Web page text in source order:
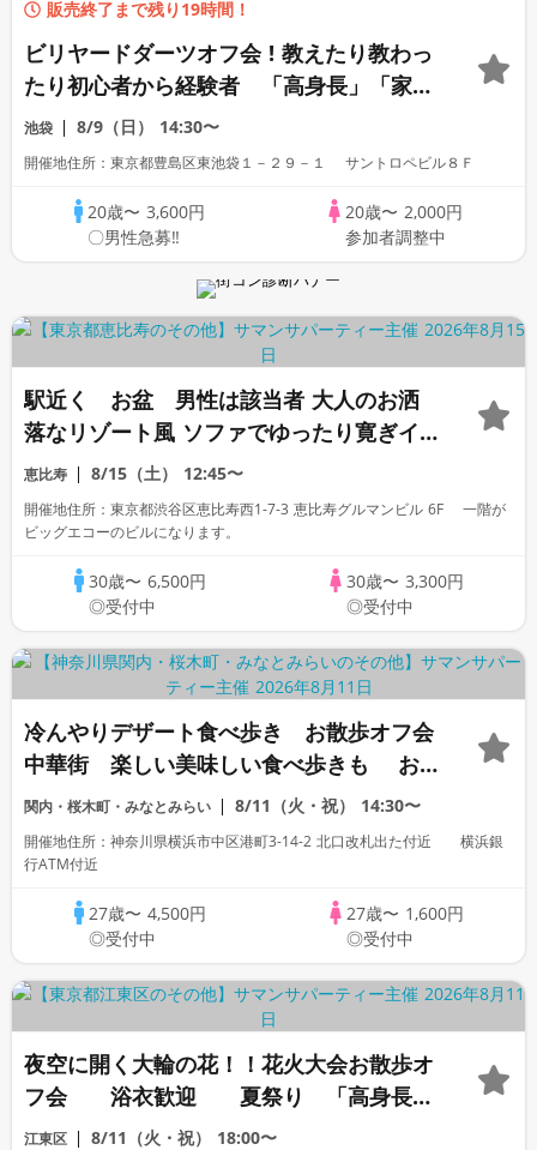
販売終了まで残り19時間！
ビリヤードダーツオフ会 ! 教えたり教わっ
たり初心者から経験者 「高身長」「家庭
的」「一部上場企業」「大手企業」「公務
員」「警察官」「自衛」「1名参加歓迎」
池袋 8/9（日） 14:30〜
開催地住所：東京都豊島区東池袋１－２９－１ サントロペビル８Ｆ
20歳〜3,600円
〇男性急募‼
20歳〜2,000円
参加者調整中
駅近く お盆 男性は該当者 大人のお洒
落なリゾート風 ソファでゆったり寛ぎイ
タリアンランチオフ会 高身長「一部上場
企業」「公務員警察官自衛」「オタク」
「ぽっちゃり」「1名参加」「看護師OL」
恵比寿 8/15（土） 12:45〜
開催地住所：東京都渋谷区恵比寿西1-7-3 恵比寿グルマンビル 6F 一階が
ビッグエコーのビルになります。
30歳〜 6,500円
◎受付中
30歳〜 3,300円
◎受付中
冷んやりデザート食べ歩き お散歩オフ会
中華街 楽しい美味しい食べ歩きも お
盆「高身長」「家庭的」「一部上場企業
大手企業」「公務員」「オタク ぽっちゃ
り」「1名参加歓迎」「看護師」「OL」歓
関内・桜木町・みなとみらい 8/11（火・祝） 14:30〜
開催地住所：神奈川県横浜市中区港町3-14-2 北口改札出た付近 横浜銀
行ATM付近
27歳〜 4,500円
◎受付中
27歳〜 1,600円
◎受付中
夜空に開く大輪の花！！花火大会お散歩オ
フ会 浴衣歓迎 夏祭り 「高身長」
「家庭的」「一部上場企業」「大手企業」
江東区 8/11（火・祝） 18:00〜